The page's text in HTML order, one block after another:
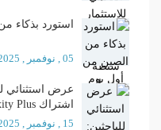
استورد بذكاء
05 , نوفمبر , 2025
عرض استثنائي
اشتراك Perplexity Plus مجانًا
15 , نوفمبر , 2025